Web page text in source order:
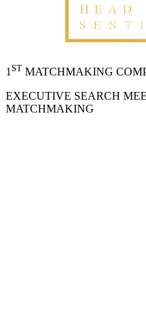
1 ST MATCHMAKING
EXECUTIVE SEARCH
MATCHMAKING